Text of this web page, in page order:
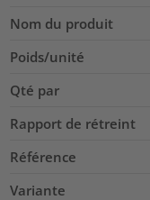
Nom du produit
Poids/unité
Qté par
Rapport de rétreint
Référence
Variante